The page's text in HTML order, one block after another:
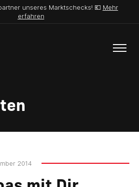
unseres Marktschecks! 💶 Mehr
erfahren
2014